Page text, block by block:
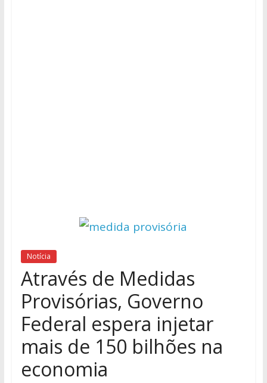
Notícia
Através de Medidas
Provisórias, Governo
Federal espera injetar
mais de 150 bilhões na
economia